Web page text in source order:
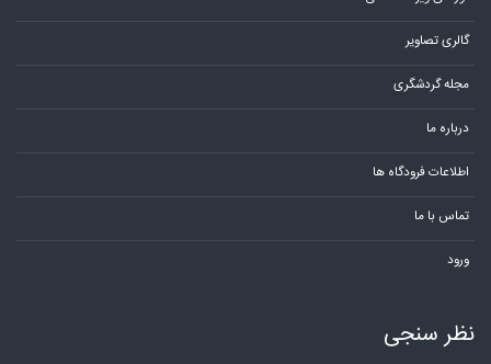
گالری تصاویر
مجله گردشگری
درباره ما
اطلاعات فرودگاه ها
تماس با ما
ورود
نظر سنجی